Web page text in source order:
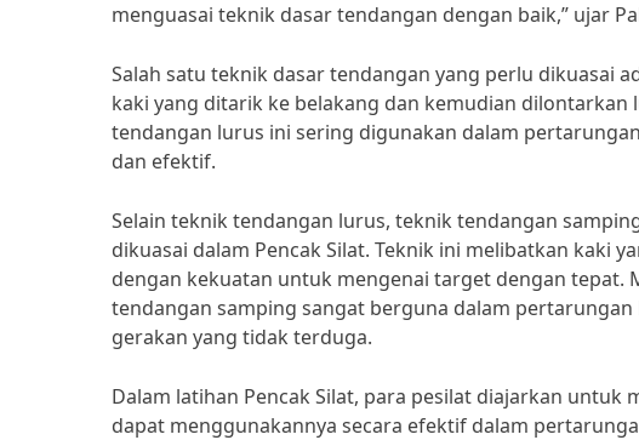
menguasai teknik dasar tendangan dengan baik,” ujar
Salah satu teknik dasar tendangan yang perlu dikuasai
kaki yang ditarik ke belakang dan kemudian
tendangan lurus ini sering digunakan dalam
dan efektif.
Selain teknik tendangan lurus, teknik tendangan
dikuasai dalam Pencak Silat. Teknik ini melibatkan kaki
dengan kekuatan untuk mengenai target dengan tepat.
tendangan samping sangat berguna dalam
gerakan yang tidak terduga.
Dalam latihan Pencak Silat, para pesilat diajarkan
dapat menggunakannya secara efektif dalam